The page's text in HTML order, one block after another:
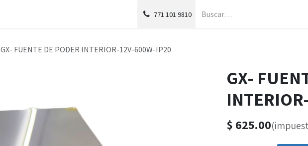
771 101 9810
GX- FUENTE DE PODER INTERIOR-12V-600W-IP20
GX-
$ 625.00